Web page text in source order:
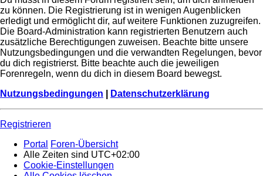
zu können. Die Registrierung ist in wenigen Augenblicken
erledigt und ermöglicht dir, auf weitere Funktionen zuzugreifen.
Die Board-Administration kann registrierten Benutzern auch
zusätzliche Berechtigungen zuweisen. Beachte bitte unsere
Nutzungsbedingungen und die verwandten Regelungen, bevor
du dich registrierst. Bitte beachte auch die jeweiligen
Forenregeln, wenn du dich in diesem Board bewegst.
Nutzungsbedingungen
Datenschutzerklärung
Registrieren
Portal Foren-Übersicht
Alle Zeiten sind UTC+02:00
Cookie-Einstellungen